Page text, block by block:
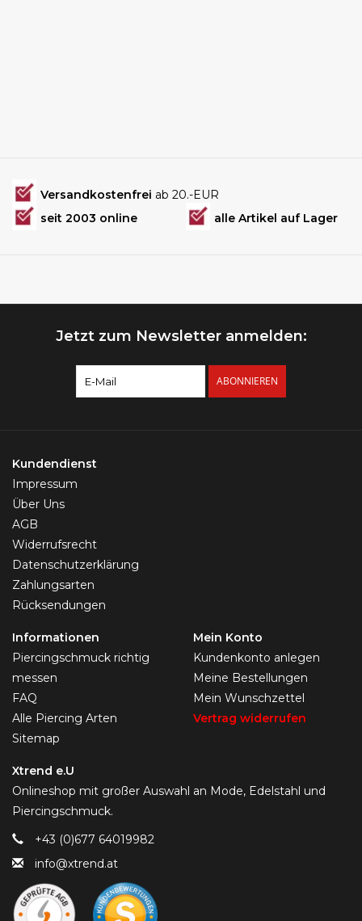
Versandkostenfrei ab 20.-EUR
seit 2003 online
alle Artikel auf Lager
Jetzt zum Newsletter anmelden:
ABONNIEREN
Kundendienst
Impressum
Über Uns
AGB
Widerrufsrecht
Datenschutzerklärung
Zahlungsarten
Rücksendungen
Informationen
Piercingschmuck richtig
messen
FAQ
Alle Piercing Arten
Sitemap
Mein Konto
Kundenkonto anlegen
Meine Bestellungen
Mein Wunschzettel
Vertrag widerrufen
Xtrend e.U
Onlineshop mit großer Auswahl an Mode, Edelstahl und
Piercingschmuck.
+43 (0)677 64019982
info@xtrend.at